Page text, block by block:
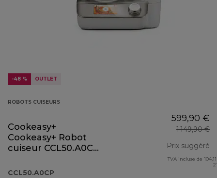
-48 % OUTLET
ROBOTS CUISEURS
Cookeasy+
Cookeasy+ Robot
cuiseur CCL50.A0CP
CCL50.A0CP
599,90 €
1 149,90 €
Prix suggéré
TVA incluse de